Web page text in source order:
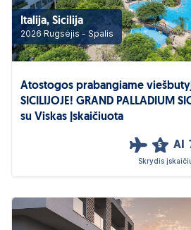
Italija, Sicilija
2026 Rugsėjis - Spalis
Atostogos prabangiame
SICILIJOJE! GRAND PALLADIUM
su Viskas Įskaičiuota
5 AI
Skrydis